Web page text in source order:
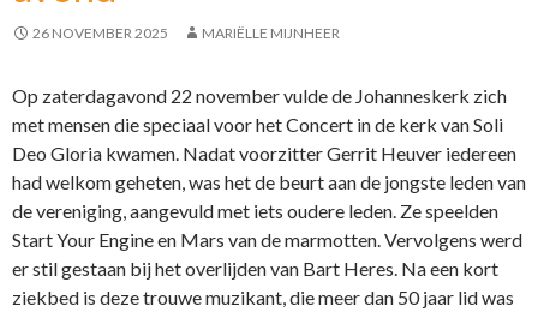
26 NOVEMBER 2025 MARIËLLE MIJNHEER
Op zaterdagavond 22 november vulde de Johanneskerk zich
met mensen die speciaal voor het Concert in de kerk van Soli
Deo Gloria kwamen. Nadat voorzitter Gerrit Heuver iedereen
had welkom geheten, was het de beurt aan de jongste leden van
de vereniging, aangevuld met iets oudere leden. Ze speelden
Start Your Engine en Mars van de marmotten. Vervolgens werd
er stil gestaan bij het overlijden van Bart Heres. Na een kort
ziekbed is deze trouwe muzikant, die meer dan 50 jaar lid was